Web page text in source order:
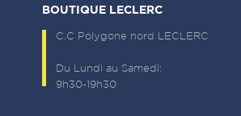
BOUTIQUE LECLERC
C.C Polygone nord LECLERC
Du Lundi au Samedi:
9h30-19h30